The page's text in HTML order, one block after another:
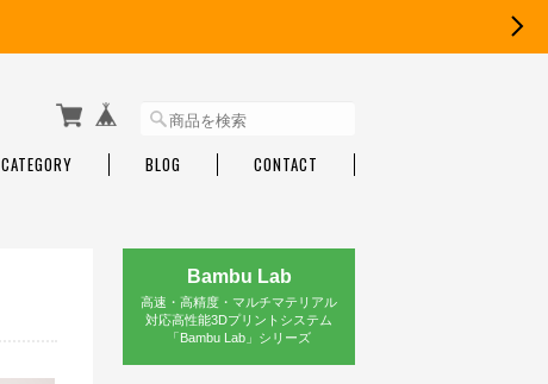
CATEGORY BLOG CONTACT
Bambu Lab
高速・高精度・マルチマテリアル
対応高性能3Dプリントシステム
「Bambu Lab」シリーズ